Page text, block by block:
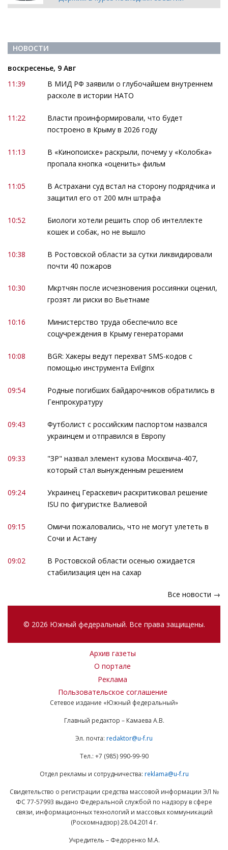
НОВОСТИ
воскресенье, 9 Авг
11:39
В МИД РФ заявили о глубочайшем внутреннем
расколе в истории НАТО
11:22
Власти проинформировали, что будет
построено в Крыму в 2026 году
11:13
В «Кинопоиске» раскрыли, почему у «Колобка»
пропала кнопка «оценить» фильм
11:05
В Астрахани суд встал на сторону подрядчика и
защитил его от 200 млн штрафа
10:52
Биологи хотели решить спор об интеллекте
кошек и собак, но не вышло
10:38
В Ростовской области за сутки ликвидировали
почти 40 пожаров
10:30
Мкртчян после исчезновения россиянки оценил,
грозят ли риски во Вьетнаме
10:16
Министерство труда обеспечило все
соцучреждения в Крыму генераторами
10:08
BGR: Хакеры ведут перехват SMS-кодов с
помощью инструмента Evilginx
09:54
Родные погибших байдарочников обратились в
Генпрокуратуру
09:43
Футболист с российским паспортом назвался
украинцем и отправился в Европу
09:33
"ЗР" назвал элемент кузова Москвича-407,
который стал вынужденным решением
09:24
Украинец Гераскевич раскритиковал решение
ISU по фигуристке Валиевой
09:15
Омичи пожаловались, что не могут улететь в
Сочи и Астану
09:02
В Ростовской области осенью ожидается
стабилизация цен на сахар
Все новости →
© 2026 Южный федеральный. Все права защищены.
Архив газеты
О портале
Реклама
Пользовательское соглашение
Сетевое издание «Южный федеральный»
Главный редактор – Камаева А.В.
Эл. почта: redaktor@u-f.ru
Тел.: +7 (985) 990-99-90
Отдел рекламы и сотрудничества: reklama@u-f.ru
Свидетельство о регистрации средства массовой информации ЭЛ №
ФС 77-57993 выдано Федеральной службой по надзору в сфере
связи, информационных технологий и массовых коммуникаций
(Роскомнадзор) 28.04.2014 г.
Учредитель – Федоренко М.А.